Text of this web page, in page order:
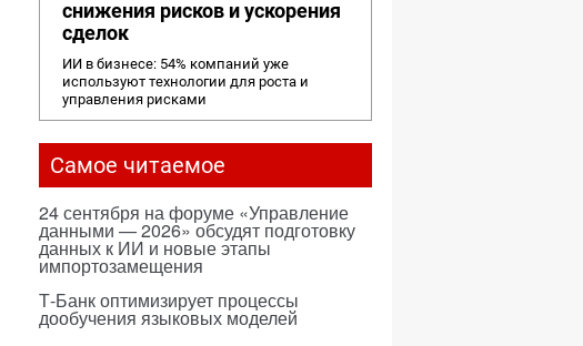
снижения рисков и ускорения
сделок
ИИ в бизнесе: 54% компаний уже
используют технологии для роста и
управления рисками
Самое читаемое
24 сентября на форуме «Управление
данными — 2026» обсудят подготовку
данных к ИИ и новые этапы
импортозамещения
Т-Банк оптимизирует процессы
дообучения языковых моделей